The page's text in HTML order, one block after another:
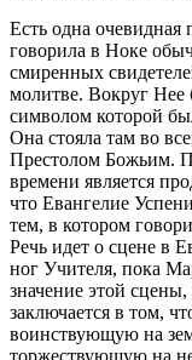
Есть одна очевидная
говорила в Ноке
смиренных
молитве. Вокруг Нее
символом которой
Она стояла там во
Престолом Божьим.
времени является
что Евангелие
тем, в котором
Речь идет о сцене в
ног Учителя, пока
значение этой
заключается в том,
воинствующую на